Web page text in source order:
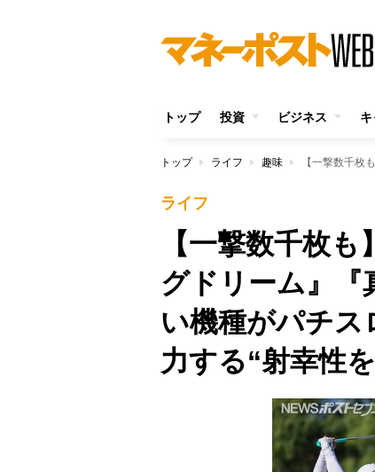
トップ 投資 ビジネス
トップ ライフ 趣味
ライフ
【一撃数千枚
グドリーム』
い機種がパチ
力する“射幸性